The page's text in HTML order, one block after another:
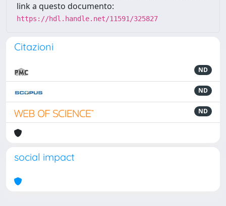
link a questo documento:
https://hdl.handle.net/11591/325827
Citazioni
ND
ND
ND
social impact